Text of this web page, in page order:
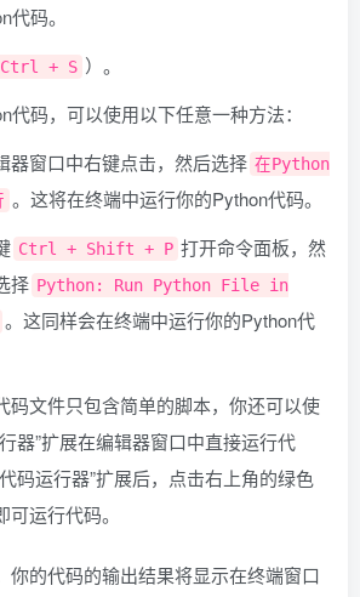
码。
Ctrl + S ）。
代码，可以使用以下任意一种方法：
器窗口中右键点击，然后选择 在Python
。这将在终端中运行你的Python代码。
Ctrl + Shift + P 打开命令面板，然
择 Python: Run Python File in
。这同样会在终端中运行你的Python代
码文件只包含简单的脚本，你还可以使
器”扩展在编辑器窗口中直接运行代
码运行器”扩展后，点击右上角的绿色
运行代码。
你的代码的输出结果将显示在终端窗口